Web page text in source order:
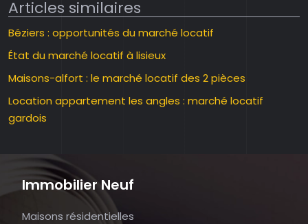
Articles similaires
Béziers : opportunités du marché locatif
État du marché locatif à lisieux
Maisons-alfort : le marché locatif des 2 pièces
Location appartement les angles : marché locatif
gardois
Immobilier Neuf
Maisons résidentielles